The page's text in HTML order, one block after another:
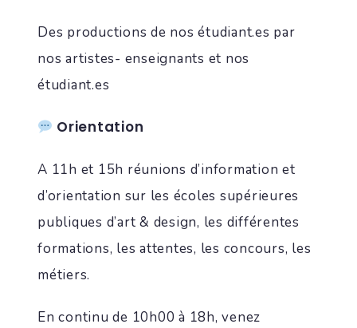
Des productions de nos étudiant.es par
nos artistes- enseignants et nos
étudiant.es
Orientation
A 11h et 15h réunions d’information et
d’orientation sur les écoles supérieures
publiques d’art & design, les différentes
formations, les attentes, les concours, les
métiers.
En continu de 10h00 à 18h, venez